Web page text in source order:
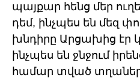
պայքար հենց մեր
դեմ, ինչպես են մեզ
խնդիրը Արցախից էր
ինչպես են ջնջում
համար տված տղաների